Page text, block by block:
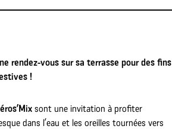
rendez-vous sur sa terrasse pour des fins
!
sont une invitation à profiter
dans l’eau et les oreilles tournées vers